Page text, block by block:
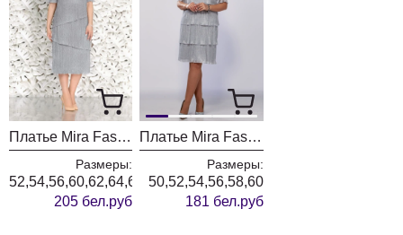
Платье Mira Fashion 4710-4 серебро
Размеры:
52,54,56,60,62,64,66
205 бел.руб
Платье Mira Fashion 4389-7
Размеры:
50,52,54,56,58,60
181 бел.руб